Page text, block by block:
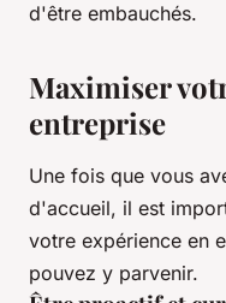
d'être embauchés.
Maximiser
entreprise
Une fois que vous
d'accueil, il est
votre expérience en
pouvez y parvenir.